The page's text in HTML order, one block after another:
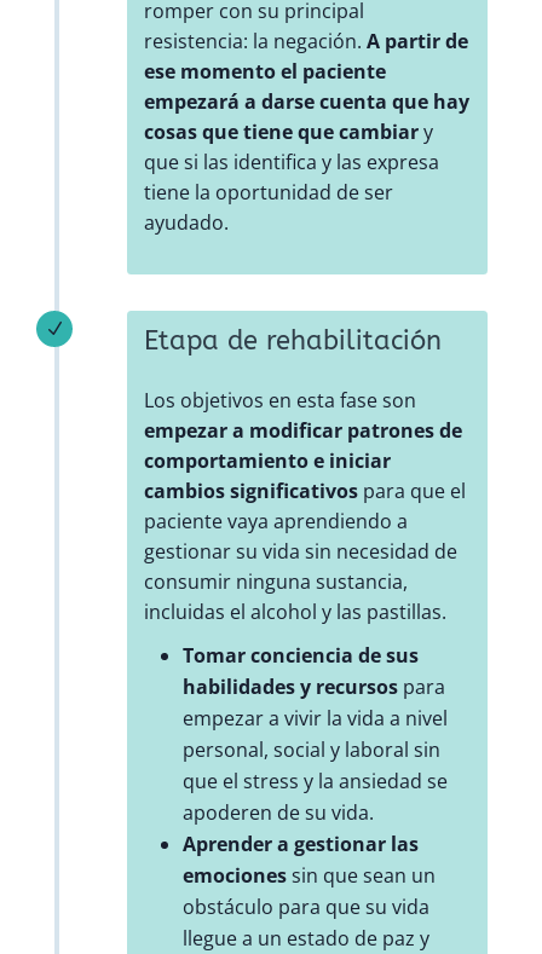
romper con su principal
resistencia: la negación. A partir de
ese momento el paciente
empezará a darse cuenta que hay
cosas que tiene que cambiary
que si las identifica y las expresa
tiene la oportunidad de ser
ayudado.
N Etapa de rehabilitación
Los objetivos en esta fase son
empezar a modificar patrones de
comportamiento e iniciar
cambios significativospara que el
paciente vaya aprendiendo a
gestionar su vida sin necesidad de
consumir ninguna sustancia,
incluidas el alcohol y las pastillas.
Tomar conciencia de sus
habilidades y recursospara
empezar a vivir la vida a nivel
personal, social y laboral sin
que el stress y la ansiedad se
apoderen de su vida.
Aprender a gestionar las
emocionessin que sean un
obstáculo para que su vida
llegue a un estado de paz y